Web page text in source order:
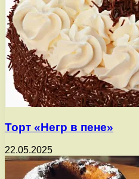
Торт «Негр в пене»
22.05.2025